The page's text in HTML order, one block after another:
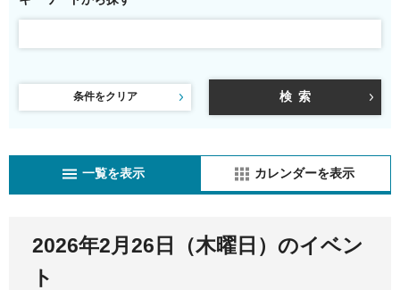
条件をクリア
一覧を表示 カレンダーを表示
2026年2月26日（木曜日）のイベン
ト